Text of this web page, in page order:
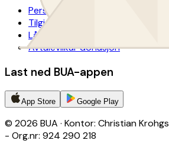
Personvern
Tilgjengelighetserklæring
Lånevilkår
Avtalevilkår donasjon
Last ned BUA-appen
App Store Google Play
© 2026 BUA · Kontor: Christian
- Org.nr: 924 290 218